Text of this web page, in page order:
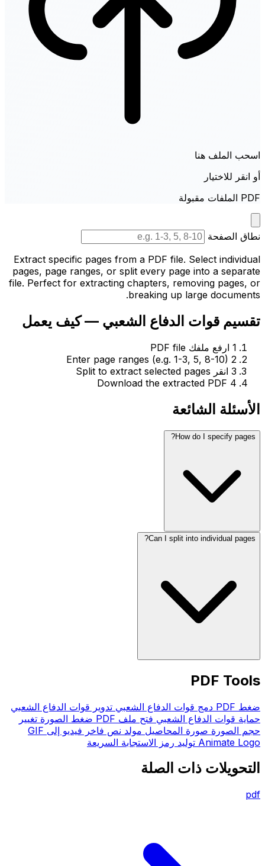
اسحب الملف هنا
أو انقر للاختيار
PDF الملفات مقبولة
نطاق الصفحة
Extract specific pages from a PDF file. Select individual
pages, page ranges, or split every page into a separate
file. Perfect for extracting chapters, removing pages, or
breaking up large documents.
تقسيم قوات الدفاع الشعبي — كيف يعمل
1 ارفع ملفك PDF file
2
Enter page ranges (e.g. 1-3, 5, 8-10)
3 انقر Split to extract selected pages
4
Download the extracted PDF
الأسئلة الشائعة
How do I specify pages?
Can I split into individual pages?
PDF Tools
ضغط PDF دمج قوات الدفاع الشعبي تدوير قوات الدفاع الشعبي
حماية قوات الدفاع الشعبي فتح ملف PDF ضغط الصورة تغيير
حجم الصورة صورة المحاصيل مولد نص فاخر فيديو إلى GIF
Animate Logo توليد رمز الاستجابة السريعة
التحويلات ذات الصلة
pdf